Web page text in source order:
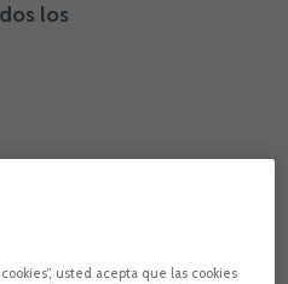
los
usted acepta que las cookies